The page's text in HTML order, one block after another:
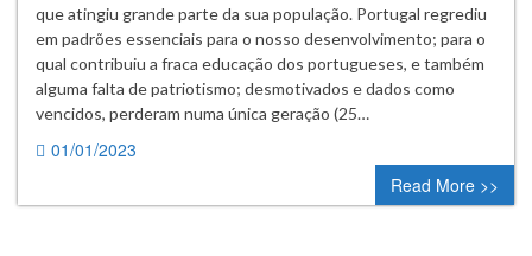
que atingiu grande parte da sua população. Portugal regrediu
em padrões essenciais para o nosso desenvolvimento; para o
qual contribuiu a fraca educação dos portugueses, e também
alguma falta de patriotismo; desmotivados e dados como
vencidos, perderam numa única geração (25…
01/01/2023
0 comment
Read More >>